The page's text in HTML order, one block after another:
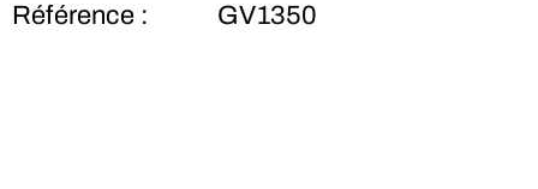
Référence : GV1350